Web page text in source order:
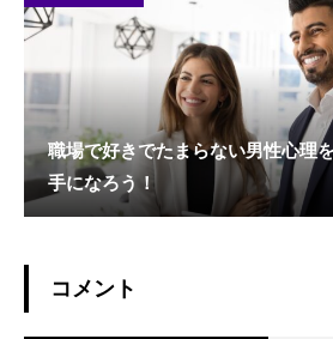
職場で好きでたまらない男性心理
手になろう！
コメント